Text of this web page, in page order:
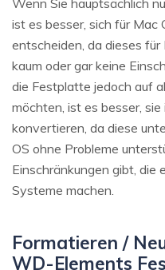
ist es besser, sich für Mac
entscheiden, da dieses
kaum oder gar keine
die Festplatte jedoch auf
möchten, ist es besser,
konvertieren, da diese
OS ohne Probleme
Einschränkungen gibt, die
Systeme machen.
Formatieren /
WD-Elements